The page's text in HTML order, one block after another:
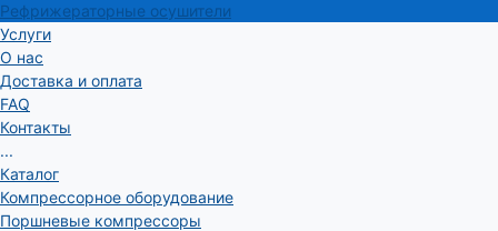
Рефрижераторные осушители
Услуги
О нас
Доставка и оплата
FAQ
Контакты
...
Каталог
Компрессорное оборудование
Поршневые компрессоры